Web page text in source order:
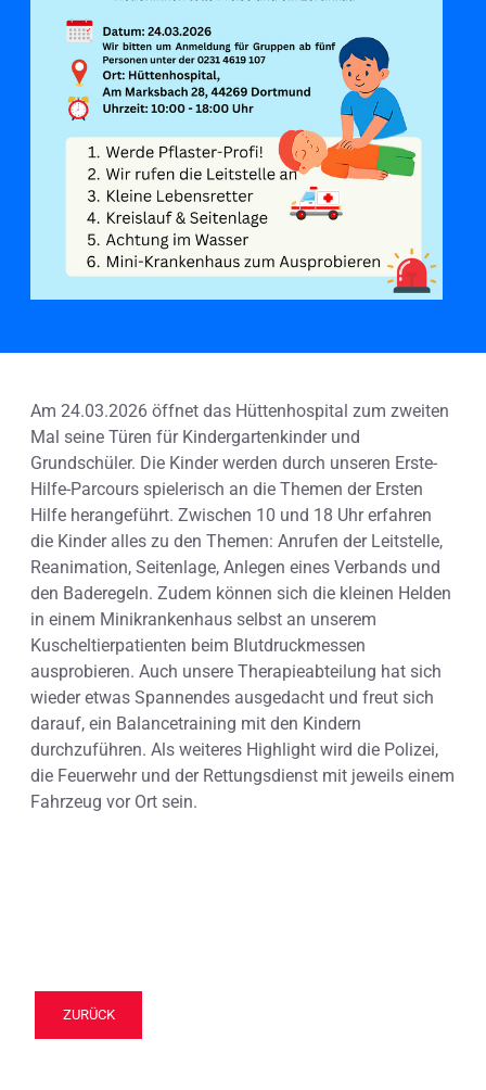
Am 24.03.2026 öffnet das Hüttenhospital zum zweiten
Mal seine Türen für Kindergartenkinder und
Grundschüler. Die Kinder werden durch unseren Erste-
Hilfe-Parcours spielerisch an die Themen der Ersten
Hilfe herangeführt. Zwischen 10 und 18 Uhr erfahren
die Kinder alles zu den Themen: Anrufen der Leitstelle,
Reanimation, Seitenlage, Anlegen eines Verbands und
den Baderegeln. Zudem können sich die kleinen Helden
in einem Minikrankenhaus selbst an unserem
Kuscheltierpatienten beim Blutdruckmessen
ausprobieren. Auch unsere Therapieabteilung hat sich
wieder etwas Spannendes ausgedacht und freut sich
darauf, ein Balancetraining mit den Kindern
durchzuführen. Als weiteres Highlight wird die Polizei,
die Feuerwehr und der Rettungsdienst mit jeweils einem
Fahrzeug vor Ort sein.
ZURÜCK